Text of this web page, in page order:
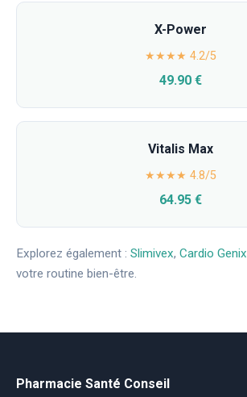
X-Power
★★★★ 4.2/5
49.90 €
Vitalis Max
★★★★ 4.8/5
64.95 €
Explorez également : Slimivex, Cardio Genix
votre routine bien-être.
Pharmacie Santé Conseil